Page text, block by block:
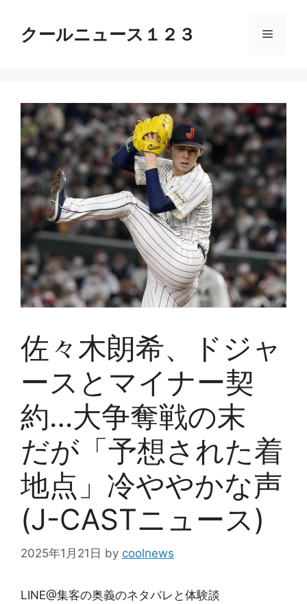
クールニュース１２３ メ
ュ
ー
佐々木朗希、ドジャ
ースとマイナー契
約…大争奪戦の末
だが「予想された着
地点」冷ややかな声
(J-CASTニュース)
2025年1月21日 by coolnews
LINE@集客の奥義のネタバレと体験談